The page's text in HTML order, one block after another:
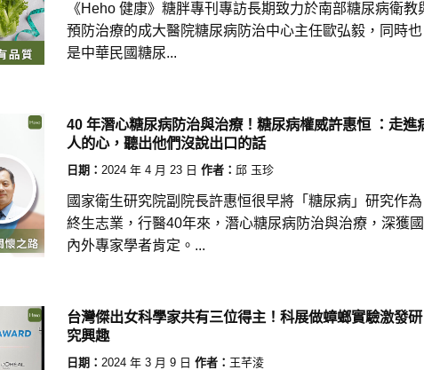
《Heho 健康》糖胖專刊專訪長期致力於南部糖尿病衛教
預防治療的成大醫院糖尿病防治中心主任歐弘毅，同時也
是中華民國糖尿...
40 年潛心糖尿病防治與治療！糖尿病權威許惠恒 ：走進
人的心，聽出他們沒說出口的話
日期： 2024 年 4 月 23 日 作者： 邱 玉珍
國家衛生研究院副院長許惠恒很早將「糖尿病」研究作為
終生志業，行醫40年來，潛心糖尿病防治與治療，深獲國
內外專家學者肯定。...
台灣傑出女科學家共有三位得主！科展做蟑螂實驗激發研
究興趣
日期： 2024 年 3 月 9 日 作者： 王芊淩